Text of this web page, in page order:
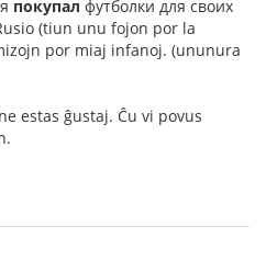
покупал футболки для своих
(tiun unu fojon por la
por miaj infanoj. (ununura
estas ĝustaj. Ĉu vi povus